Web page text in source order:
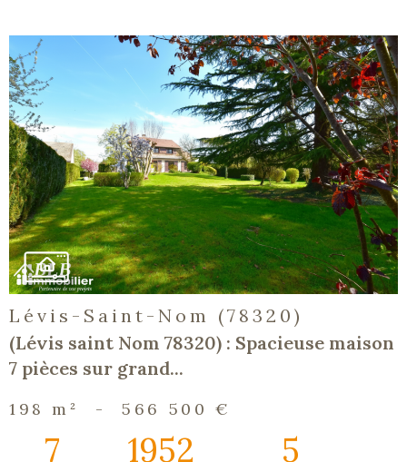
voir le
bien
Lévis-Saint-Nom (78320)
(Lévis saint Nom 78320) : Spacieuse maison
7 pièces sur grand...
198 m² - 566 500 €
7 1952 5